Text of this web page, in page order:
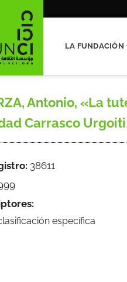
LA FUNDACIÓN
Antonio, «La
Carrasco
38611
específica